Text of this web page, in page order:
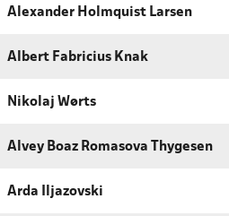
Alexander Holmquist Larsen
Albert Fabricius Knak
Nikolaj Wørts
Alvey Boaz Romasova Thygesen
Arda Iljazovski